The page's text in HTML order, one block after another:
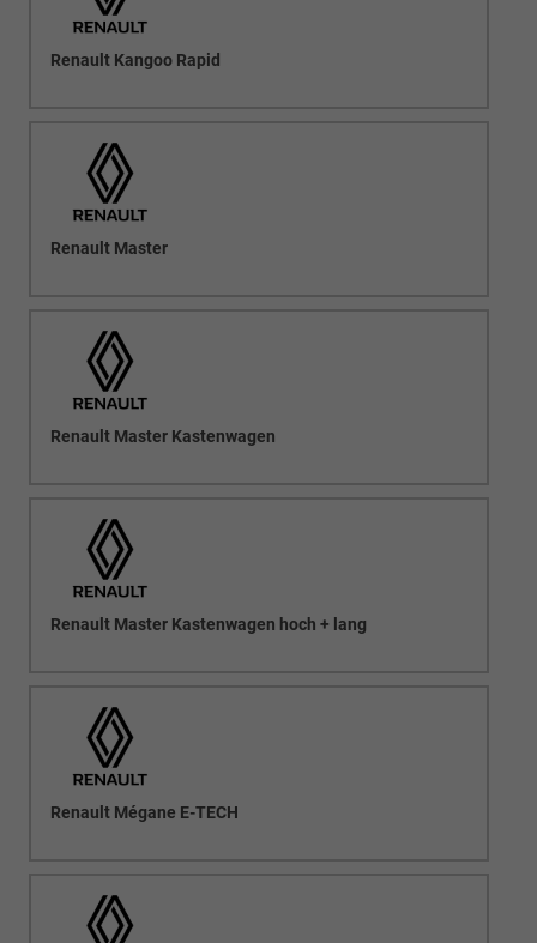
Renault Kangoo Rapid
Renault Master
Renault Master Kastenwagen
Renault Master Kastenwagen hoch + lang
Renault Mégane E-TECH